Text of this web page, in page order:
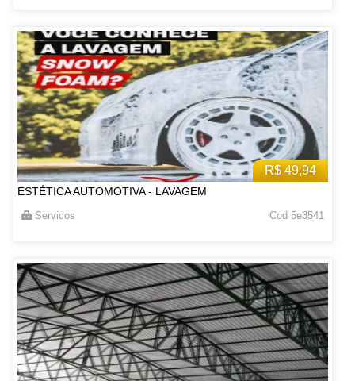
R$ 49,94
ESTÉTICA AUTOMOTIVA - LAVAGEM
Servicos Cod 5e3541